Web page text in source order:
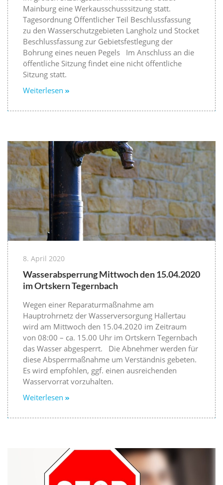
Mainburg eine Werkausschusssitzung statt.
Tagesordnung Öffentlicher Teil Beschlussfassung
zu den Wasserschutzgebieten Langholz und Stocket
Beschlussfassung zur Gebietsfestlegung der
Bohrung eines neuen Pegels Im Anschluss an die
öffentliche Sitzung findet eine nicht öffentliche
Sitzung statt.
Weiterlesen
8. April 2020
Wasserabsperrung Mittwoch den 15.04.2020
im Ortskern Tegernbach
Wegen einer Reparaturmaßnahme am
Hauptrohrnetz der Wasserversorgung Hallertau
wird am Mittwoch den 15.04.2020 im Zeitraum
von 08:00 – ca. 15.00 Uhr im Ortskern Tegernbach
das Wasser abgesperrt. Die Abnehmer werden für
diese Absperrmaßnahme um Verständnis gebeten.
Es wird empfohlen, ggf. einen ausreichenden
Wasservorrat vorzuhalten.
Weiterlesen